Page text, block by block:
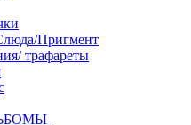
Пригмент
трафареты